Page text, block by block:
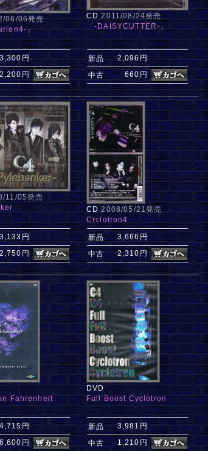
06/06発売
」
CD2011/08/24発売
「-DAISYCUTTER-」
円
2,200円
新品 2,096円
中古 660円
11/05発売
CD2008/05/21発売
Crclotron4
3,133円
円
新品 3,666円
中古 2,310円
Fahrenheit
DVD
Full Boost Cyclotron
円
円
新品 3,981円
中古 1,210円